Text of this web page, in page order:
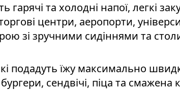
та холодні напої, легкі
центри, аеропорти,
зі зручними сидіннями та
подадуть їжу максимально
сендвічі, піца та смажена